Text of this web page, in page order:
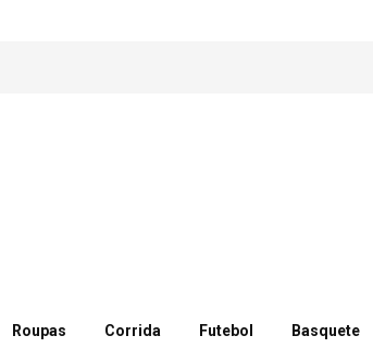
Roupas Corrida Futebol Basquete